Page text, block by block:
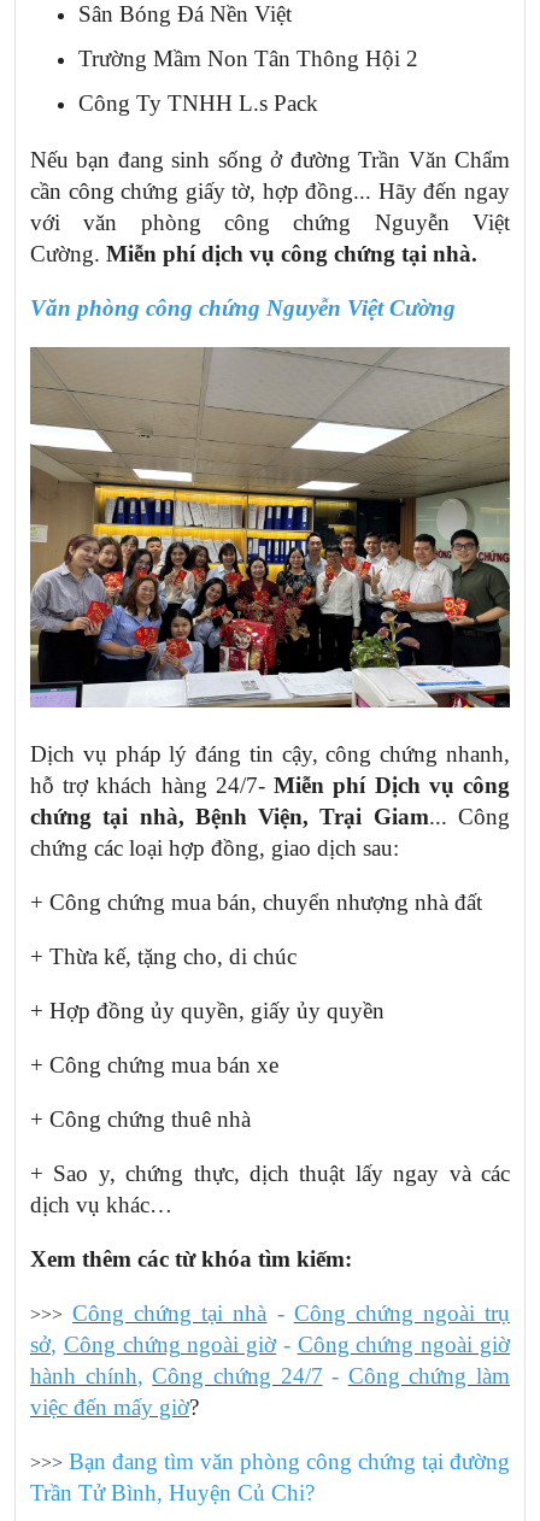
Sân Bóng Đá Nền Việt
Trường Mầm Non Tân Thông Hội 2
Công Ty TNHH L.s Pack
Nếu bạn đang sinh sống ở đường Trần Văn Chẩm
cần công chứng giấy tờ, hợp đồng... Hãy đến ngay
với văn phòng công chứng Nguyễn Việt
Cường. Miễn phí dịch vụ công chứng tại nhà.
Văn phòng công chứng Nguyễn Việt Cường
Dịch vụ pháp lý đáng tin cậy, công chứng nhanh,
hỗ trợ khách hàng 24/7-Miễn phí Dịch vụ công
chứng tại nhà, Bệnh Viện, Trại Giam... Công
chứng các loại hợp đồng, giao dịch sau:
+ Công chứng mua bán, chuyển nhượng nhà đất
+ Thừa kế, tặng cho, di chúc
+ Hợp đồng ủy quyền, giấy ủy quyền
+ Công chứng mua bán xe
+ Công chứng thuê nhà
+ Sao y, chứng thực, dịch thuật lấy ngay và các
dịch vụ khác…
Xem thêm các từ khóa tìm kiếm:
>>> Công chứng tại nhà - Công chứng ngoài trụ
sở, Công chứng ngoài giờ- Công chứng ngoài giờ
hành chính,Công chứng 24/7 - Công chứng làm
việc đến mấy giờ?
>>> Bạn đang tìm văn phòng công chứng tại đường
Trần Tử Bình, Huyện Củ Chi?